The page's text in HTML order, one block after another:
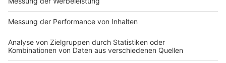
Impressum
Nutzungsbedingungen
Jobs
Kontakt
Studio-Hotline
Newsletter